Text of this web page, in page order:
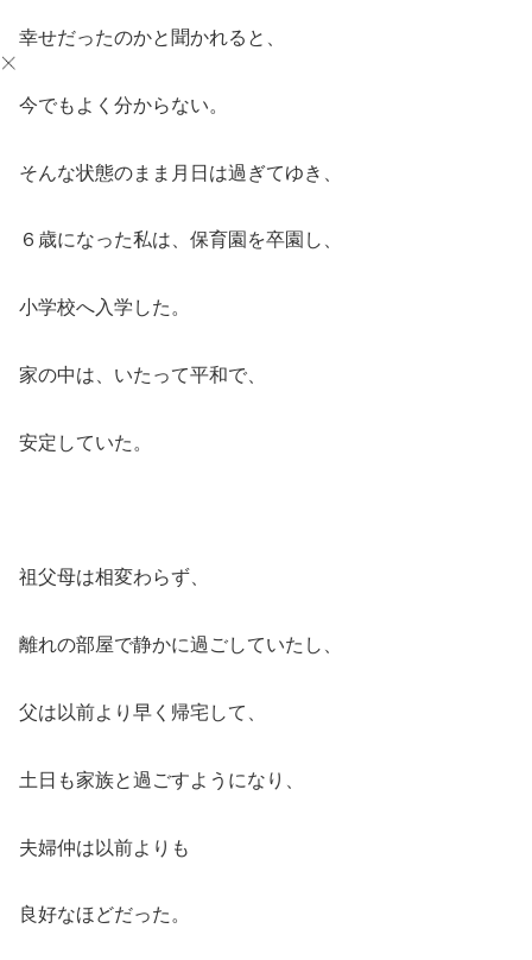
幸せだったのかと聞かれると、
今でもよく分からない。
そんな状態のまま月日は過ぎてゆき、
６歳になった私は、保育園を卒園し、
小学校へ入学した。
家の中は、いたって平和で、
安定していた。
祖父母は相変わらず、
離れの部屋で静かに過ごしていたし、
父は以前より早く帰宅して、
土日も家族と過ごすようになり、
夫婦仲は以前よりも
良好なほどだった。